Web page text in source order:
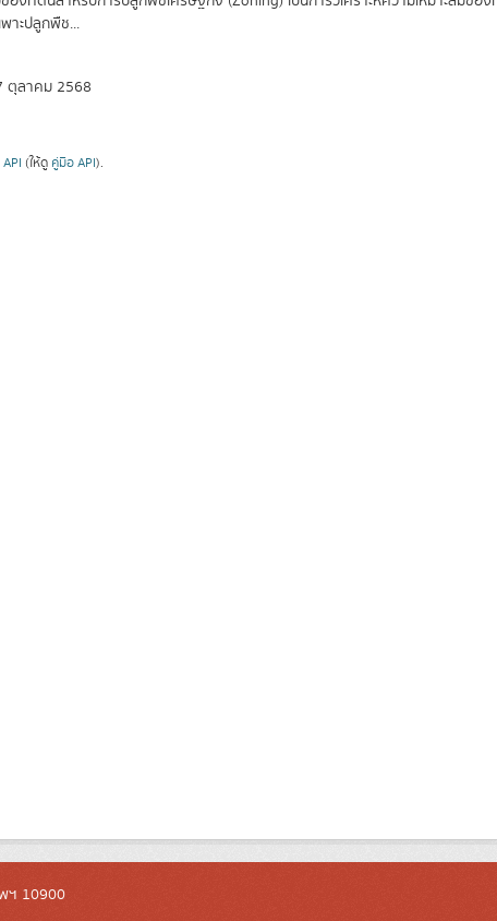
าะปลูกพืช...
ลาคม 2568
API (ให้ดู คู่มือ API).
ฯ 10900